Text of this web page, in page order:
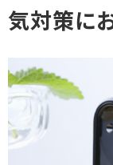
気対策に